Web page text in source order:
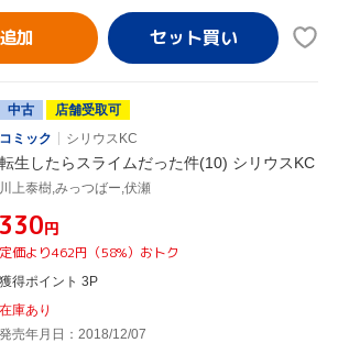
加
中古
店舗受取可
コミック
シリウスKC
転生したらスライムだった件(10) シリウスKC
川上泰樹,みっつばー,伏瀬
¥330円
定価より462円（58%）おトク
獲得ポイント 3P
在庫あり
発売年月日：2018/12/07